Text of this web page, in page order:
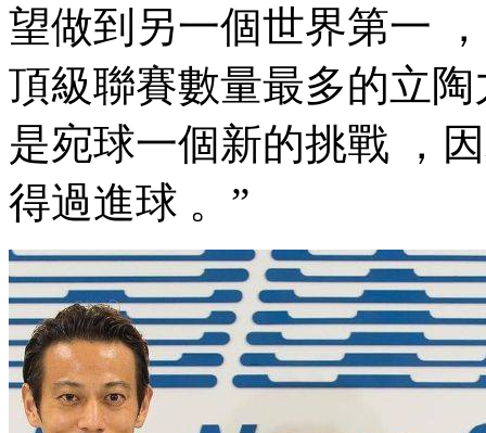
望做到另一個世界第一 
頂級聯賽數量最多的立陶
是宛球一個新的挑戰 
得過進球 。”